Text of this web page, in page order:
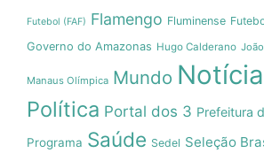
Futebol (FAF) Flamengo Fluminense
Governo do Amazonas Hugo Calderano
Manaus Olímpica Mundo
Política Portal dos 3 Prefeitura
Programa Saúde Sedel Seleção